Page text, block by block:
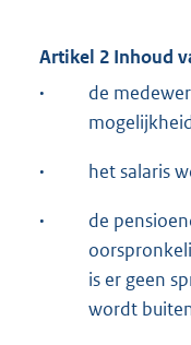
Artikel 2 Inhoud
·
de
· het salaris
·
de
is er geen
wordt